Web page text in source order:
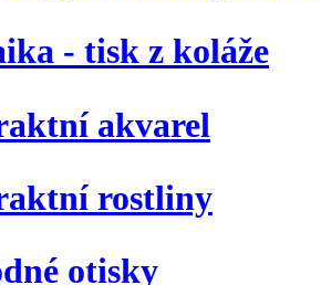
- tisk z koláže
akvarel
rostliny
otisky